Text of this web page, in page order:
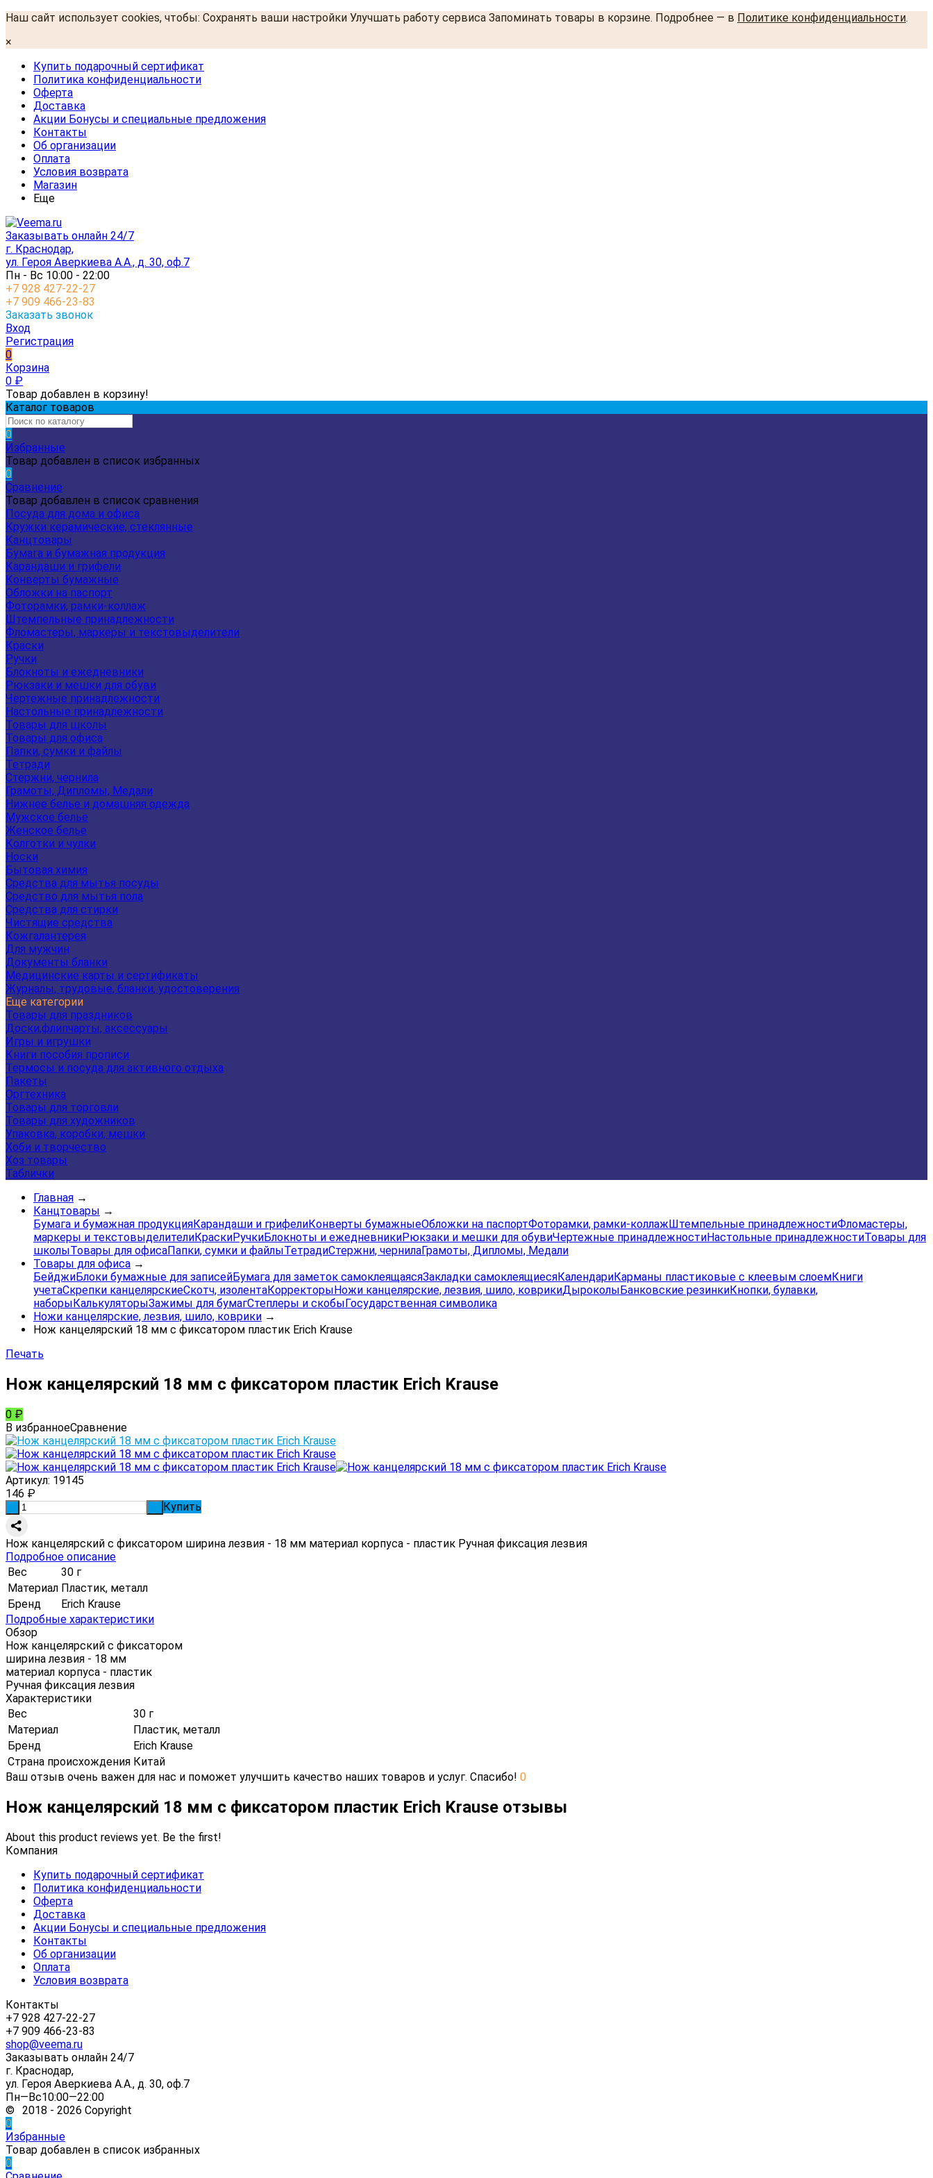
Наш сайт использует cookies, чтобы: Сохранять ваши настройки Улучшать работу сервиса Запоминать товары в корзине. Подробнее — в Политике конфиденциальности.
×
Купить подарочный сертификат
Политика конфиденциальности
Оферта
Доставка
Акции Бонусы и специальные предложения
Контакты
Об организации
Оплата
Условия возврата
Магазин
Еще
Заказывать онлайн 24/7
г. Краснодар,
ул. Героя Аверкиева А.А., д. 30, оф.7
Пн - Вс 10:00 - 22:00
+7 928 427-22-27
+7 909 466-23-83
Заказать звонок
Вход
Регистрация
0
Корзина
0 ₽
Товар добавлен в корзину!
Каталог товаров
0
Избранные
Товар добавлен в список избранных
0
Сравнение
Товар добавлен в список сравнения
Посуда для дома и офиса
Кружки керамические, стеклянные
Канцтовары
Бумага и бумажная продукция
Карандаши и грифели
Конверты бумажные
Обложки на паспорт
Фоторамки, рамки-коллаж
Штемпельные принадлежности
Фломастеры, маркеры и текстовыделители
Краски
Ручки
Блокноты и ежедневники
Рюкзаки и мешки для обуви
Чертежные принадлежности
Настольные принадлежности
Товары для школы
Товары для офиса
Папки, сумки и файлы
Тетради
Стержни, чернила
Грамоты, Дипломы, Медали
Нижнее белье и домашняя одежда
Мужское белье
Женское белье
Колготки и чулки
Носки
Бытовая химия
Средства для мытья посуды
Средство для мытья пола
Средства для стирки
Чистящие средства
Кожгалантерея
Для мужчин
Документы бланки
Медицинские карты и сертификаты
Журналы, трудовые, бланки, удостоверения
Еще категории
Товары для праздников
Доски,флипчарты, аксессуары
Игры и игрушки
Книги пособия прописи
Термосы и посуда для активного отдыха
Пакеты
Оргтехника
Товары для торговли
Товары для художников
Упаковка, коробки, мешки
Хоби и творчество
Хоз товары
Таблички
Главная →
Канцтовары →
Бумага и бумажная продукцияКарандаши и грифелиКонверты бумажныеОбложки на паспортФоторамки, рамки-коллажШтемпельные принадлежностиФломастеры,
маркеры и текстовыделителиКраскиРучкиБлокноты и ежедневникиРюкзаки и мешки для обувиЧертежные принадлежностиНастольные принадлежностиТовары для
школыТовары для офисаПапки, сумки и файлыТетрадиСтержни, чернилаГрамоты, Дипломы, Медали
Товары для офиса →
БейджиБлоки бумажные для записейБумага для заметок самоклеящаясяЗакладки самоклеящиесяКалендариКарманы пластиковые с клеевым слоемКниги
учетаСкрепки канцелярскиеСкотч, изолентаКорректорыНожи канцелярские, лезвия, шило, коврикиДыроколыБанковские резинкиКнопки, булавки,
наборыКалькуляторыЗажимы для бумагСтеплеры и скобыГосударственная символика
Ножи канцелярские, лезвия, шило, коврики →
Нож канцелярский 18 мм с фиксатором пластик Erich Krause
Печать
Нож канцелярский 18 мм с фиксатором пластик Erich Krause
0 ₽
В избранноеСравнение
Артикул: 19145
146 ₽
Купить
Нож канцелярский с фиксатором ширина лезвия - 18 мм материал корпуса - пластик Ручная фиксация лезвия
Подробное описание
Вес
30 г
Материал Пластик, металл
Бренд
Erich Krause
Подробные характеристики
Обзор
Нож канцелярский с фиксатором
ширина лезвия - 18 мм
материал корпуса - пластик
Ручная фиксация лезвия
Характеристики
Вес
30 г
Материал
Пластик, металл
Бренд
Erich Krause
Страна происхождения Китай
Ваш отзыв очень важен для нас и поможет улучшить качество наших товаров и услуг. Спасибо! 0
Нож канцелярский 18 мм с фиксатором пластик Erich Krause отзывы
About this product reviews yet. Be the first!
Компания
Купить подарочный сертификат
Политика конфиденциальности
Оферта
Доставка
Акции Бонусы и специальные предложения
Контакты
Об организации
Оплата
Условия возврата
Контакты
+7 928 427-22-27
+7 909 466-23-83
shop@veema.ru
Заказывать онлайн 24/7
г. Краснодар,
ул. Героя Аверкиева А.А., д. 30, оф.7
Пн—Вс10:00—22:00
© 2018 - 2026 Copyright
0
Избранные
Товар добавлен в список избранных
0